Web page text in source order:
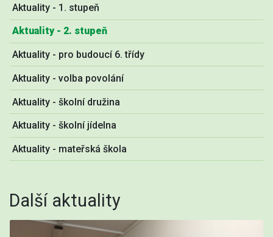
Aktuality - 1. stupeň
Aktuality - 2. stupeň
Aktuality - pro budoucí 6. třídy
Aktuality - volba povolání
Aktuality - školní družina
Aktuality - školní jídelna
Aktuality - mateřská škola
Další aktuality